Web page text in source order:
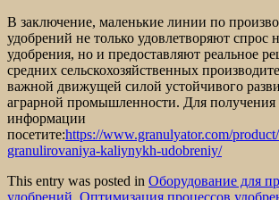
В заключение, маленькие линии по
удобрений не только удовлетворяют спрос
удобрения, но и предоставляют реальное
средних сельскохозяйственных
важной движущей силой устойчивого
аграрной промышленности. Для получения
информации
посетите:https://www.granulyator.com/
granulirovaniya-kaliynykh-udobreniy/
This entry was posted in Оборудование для
удобрений, Оптимизация процессов